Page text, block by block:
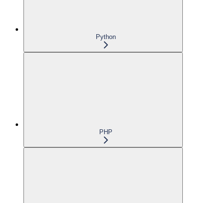
Python
PHP